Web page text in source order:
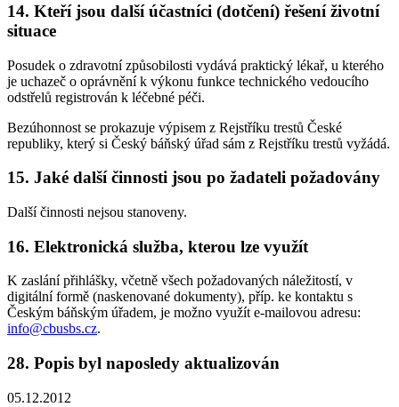
14. Kteří jsou další účastníci (dotčení) řešení životní
situace
Posudek o zdravotní způsobilosti vydává praktický lékař, u kterého
je uchazeč o oprávnění k výkonu funkce technického vedoucího
odstřelů registrován k léčebné péči.
Bezúhonnost se prokazuje výpisem z Rejstříku trestů České
republiky, který si Český báňský úřad sám z Rejstříku trestů vyžádá.
15. Jaké další činnosti jsou po žadateli požadovány
Další činnosti nejsou stanoveny.
16. Elektronická služba, kterou lze využít
K zaslání přihlášky, včetně všech požadovaných náležitostí, v
digitální formě (naskenované dokumenty), příp. ke kontaktu s
Českým báňským úřadem, je možno využít e-mailovou adresu:
info@cbusbs.cz.
28. Popis byl naposledy aktualizován
05.12.2012